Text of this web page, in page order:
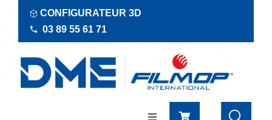
contenu
CONFIGURATEUR 3D
03 89 55 61 71